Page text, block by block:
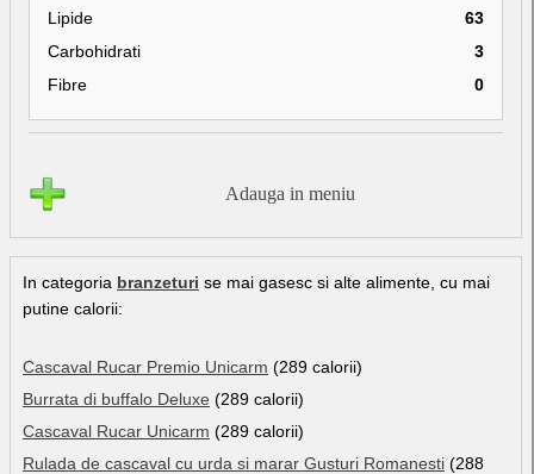
Lipide
63
Carbohidrati
3
Fibre
0
Adauga in meniu
In categoria branzeturi se mai gasesc si alte alimente, cu mai
putine calorii:
Cascaval Rucar Premio Unicarm (289 calorii)
Burrata di buffalo Deluxe (289 calorii)
Cascaval Rucar Unicarm (289 calorii)
Rulada de cascaval cu urda si marar Gusturi Romanesti (288